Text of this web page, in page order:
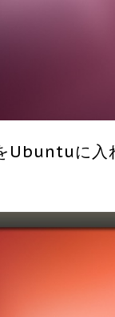
Ubuntuに